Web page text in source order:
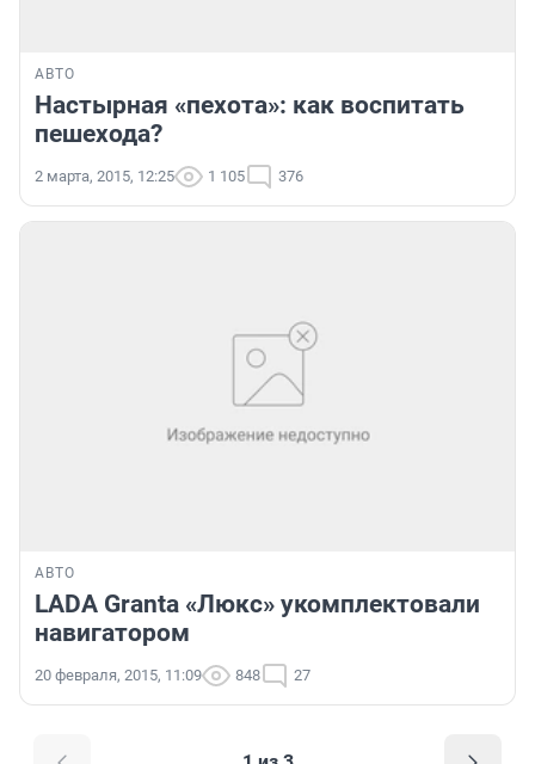
АВТО
Настырная «пехота»: как воспитать
пешехода?
2 марта, 2015, 12:25 1 105 376
АВТО
LADA Granta «Люкс» укомплектовали
навигатором
20 февраля, 2015, 11:09 848 27